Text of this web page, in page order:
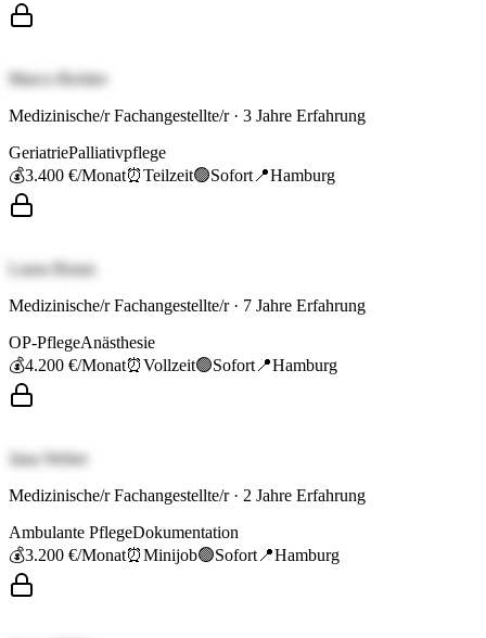
Marco Richter
Medizinische/r Fachangestellte/r· 3 Jahre Erfahrung
GeriatriePalliativpflege
💰3.400 €/Monat⏰Teilzeit🟢Sofort 📍Hamburg
Laura Braun
Medizinische/r Fachangestellte/r· 7 Jahre Erfahrung
OP-PflegeAnästhesie
💰4.200 €/Monat⏰Vollzeit🟢Sofort 📍Hamburg
Jana Weber
Medizinische/r Fachangestellte/r· 2 Jahre Erfahrung
Ambulante PflegeDokumentation
💰3.200 €/Monat⏰Minijob🟢Sofort 📍Hamburg